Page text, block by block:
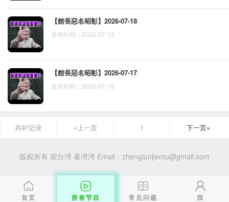
【館長惡名昭彰】2026-07-18
发布时间：2026-07-19
【館長惡名昭彰】2026-07-17
发布时间：2026-07-18
共97记录 «上一页 1 下一页»
版权所有 观台湾 看湾湾 Email：zhenglunjiemu@gmail.com
首页 所有节目 常见问题 我